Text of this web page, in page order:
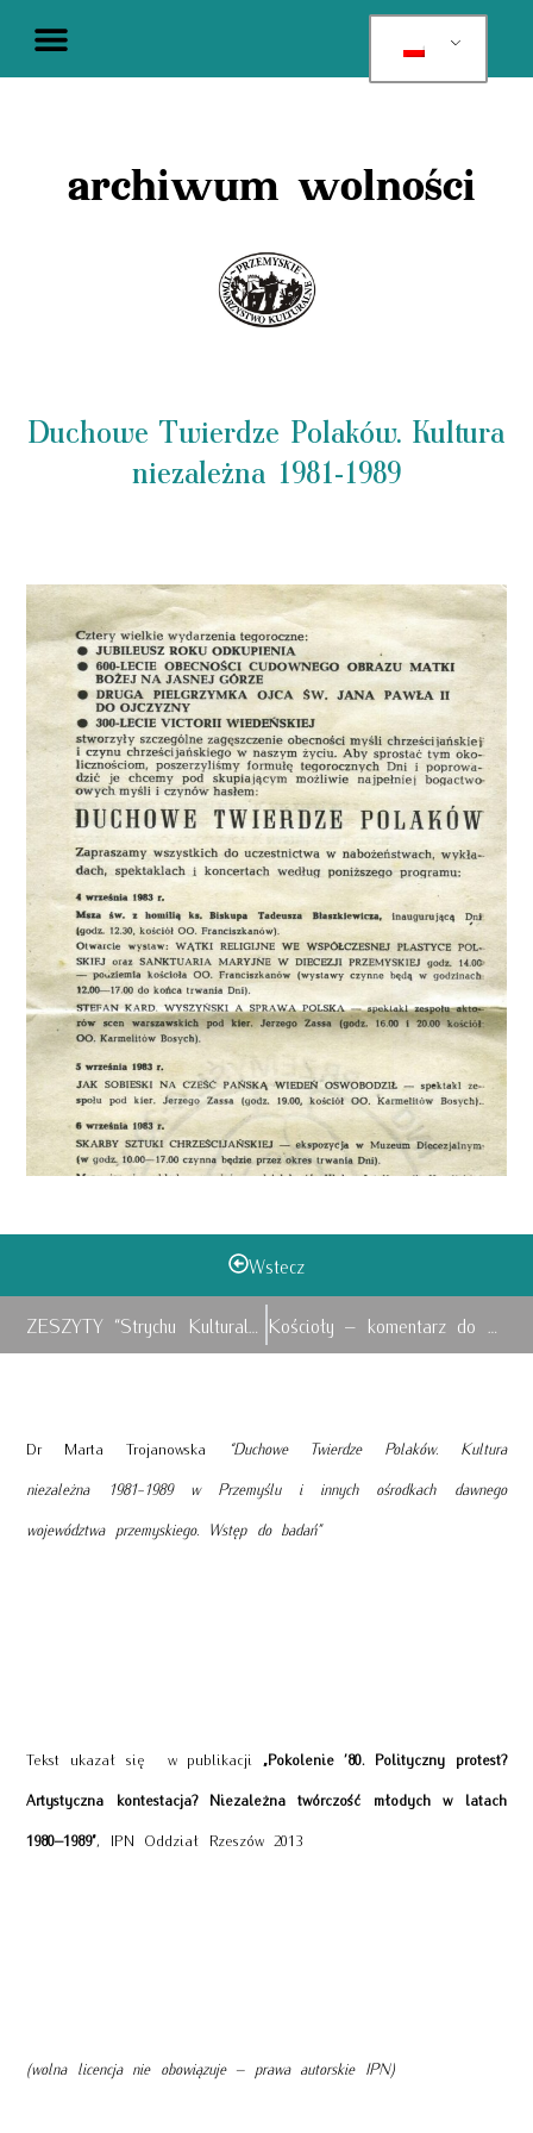
archiwum wolności
Duchowe Twierdze Polaków. Kultura
niezależna 1981-1989
Wstecz
Dr Marta Trojanowska
“Duchowe Twierdze Polaków. Kultura
niezależna 1981-1989 w Przemyślu i innych ośrodkach dawnego
województwa przemyskiego. Wstęp do badań”
Tekst ukazał się w publikacji „Pokolenie ’80. Polityczny protest?
Artystyczna kontestacja? Niezależna twórczość młodych w latach
1980–1989”, IPN Oddział Rzeszów 2013
(wolna licencja nie obowiązuje – prawa autorskie IPN)